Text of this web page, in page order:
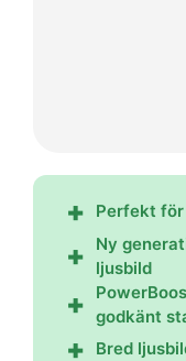
Perfekt
Ny
ljusbild
godkänt
Bred